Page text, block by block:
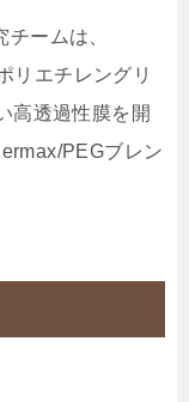
ームは、
リエチレングリ
高透過性膜を開
PEGブレン